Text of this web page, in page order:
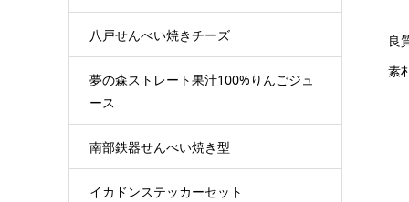
良
素
八戸せんべい焼きチーズ
夢の森ストレート果汁100%りんごジュ
ース
南部鉄器せんべい焼き型
イカドンステッカーセット